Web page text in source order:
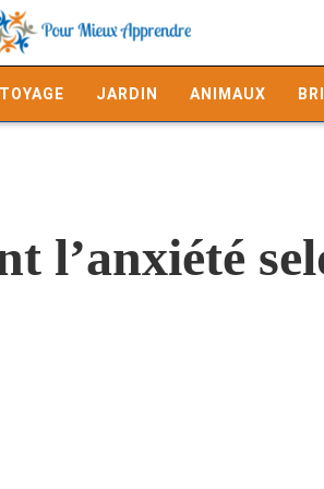
JARDIN ANIMAUX
l’anxiété